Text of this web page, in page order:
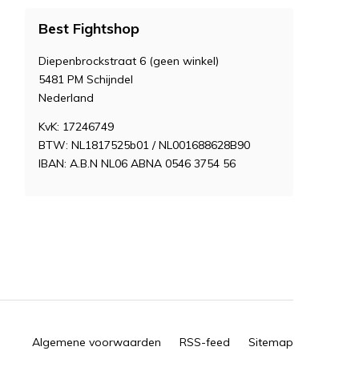
Best Fightshop
Diepenbrockstraat 6 (geen winkel)
5481 PM Schijndel
Nederland
KvK: 17246749
BTW: NL1817525b01 / NL001688628B90
IBAN: A.B.N NL06 ABNA 0546 3754 56
Algemene voorwaarden RSS-feed Sitemap